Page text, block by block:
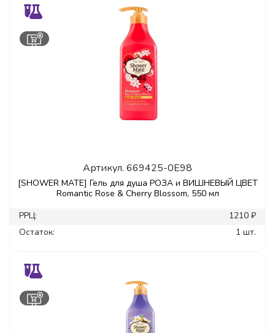
Артикул. 669425-0E98
[SHOWER MATE] Гель для душа РОЗА и ВИШНЕВЫЙ ЦВЕТ
Romantic Rose & Cherry Blossom, 550 мл
РРЦ:
1210 ₽
Остаток:
1 шт.